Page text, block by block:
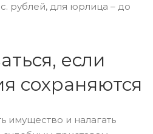
рублей, для юрлица – до
если
сохраняются
имущество и налагать